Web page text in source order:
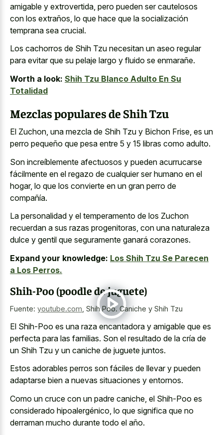
amigable y extrovertida, pero pueden ser cautelosos
con los extraños, lo que hace que la socialización
temprana sea crucial.
Los cachorros de Shih Tzu necesitan un aseo regular
para evitar que su pelaje largo y fluido se enmarañe.
Worth a look: Shih Tzu Blanco Adulto En Su
Totalidad
Mezclas populares de Shih Tzu
El Zuchon, una mezcla de Shih Tzu y Bichon Frise, es un
perro pequeño que pesa entre 5 y 15 libras como adulto.
Son increíblemente afectuosos y pueden acurrucarse
fácilmente en el regazo de cualquier ser humano en el
hogar, lo que los convierte en un gran perro de
compañía.
La personalidad y el temperamento de los Zuchon
recuerdan a sus razas progenitoras, con una naturaleza
dulce y gentil que seguramente ganará corazones.
Expand your knowledge: Los Shih Tzu Se Parecen
a Los Perros.
Shih-Poo (poodle de juguete)
Fuente: youtube.com Shih Poo. Caniche y Shih Tzu
El Shih-Poo es una raza encantadora y amigable que es
perfecta para las familias. Son el resultado de la cría de
un Shih Tzu y un caniche de juguete juntos.
Estos adorables perros son fáciles de llevar y pueden
adaptarse bien a nuevas situaciones y entornos.
Como un cruce con un padre caniche, el Shih-Poo es
considerado hipoalergénico, lo que significa que no
derraman mucho durante todo el año.